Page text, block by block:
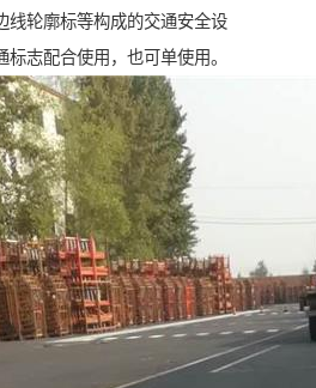
线轮廓标等构成的交通安全设
志配合使用，也可单使用。